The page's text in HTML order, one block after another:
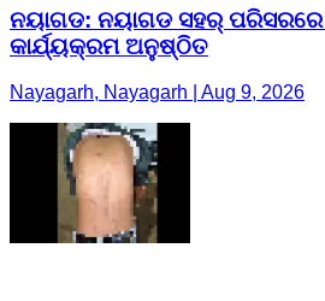
ନୟାଗଡ: ନୟାଗଡ ସହର୍ ପରିସରରେ
କାର୍ଯ୍ୟକ୍ରମ ଅନୁଷ୍ଠିତ
Nayagarh, Nayagarh | Aug 9, 2026